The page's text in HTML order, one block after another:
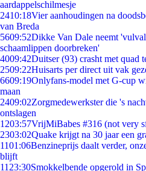
aardappelschilmesje
2410:18Vier aanhoudingen na
van Breda
5609:52Dikke Van Dale neemt
schaamlippen doorbreken'
4009:42Duitser (93) crasht met quad
2509:22Huisarts per direct uit vak
6609:19Onlyfans-model met G-cup
maan
2409:02Zorgmedewerkster die 's
ontslagen
1203:57VrijMiBabes #316 (not very
2303:02Quake krijgt na 30 jaar een
1101:06Benzineprijs daalt verder,
blijft
11 23:30Smokkelbende opgerold in